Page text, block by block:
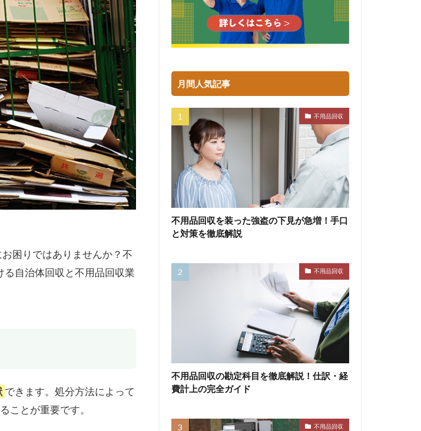
困りではありませんか？不
る自治体回収と不用品回収業
できます。処分方法によって
ことが重要です。
月間人気記事
不用品回収
不用品回収を装った強盗の下見が急増！手口
と対策を徹底解説
不用品回収
不用品回収の勘定科目を徹底解説！仕訳・経
費計上の完全ガイド
不用品回収